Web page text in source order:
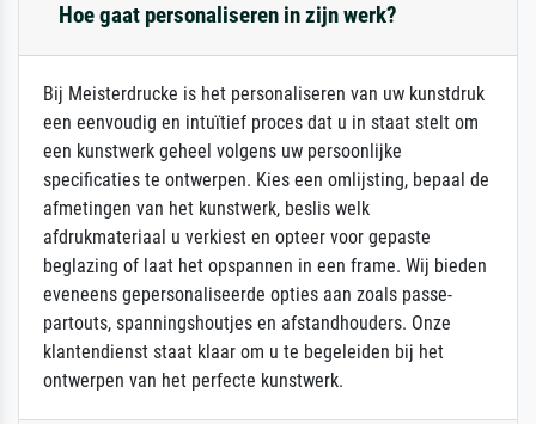
Hoe gaat personaliseren in zijn werk?
Bij Meisterdrucke is het personaliseren van uw kunstdruk
een eenvoudig en intuïtief proces dat u in staat stelt om
een kunstwerk geheel volgens uw persoonlijke
specificaties te ontwerpen. Kies een omlijsting, bepaal de
afmetingen van het kunstwerk, beslis welk
afdrukmateriaal u verkiest en opteer voor gepaste
beglazing of laat het opspannen in een frame. Wij bieden
eveneens gepersonaliseerde opties aan zoals passe-
partouts, spanningshoutjes en afstandhouders. Onze
klantendienst staat klaar om u te begeleiden bij het
ontwerpen van het perfecte kunstwerk.